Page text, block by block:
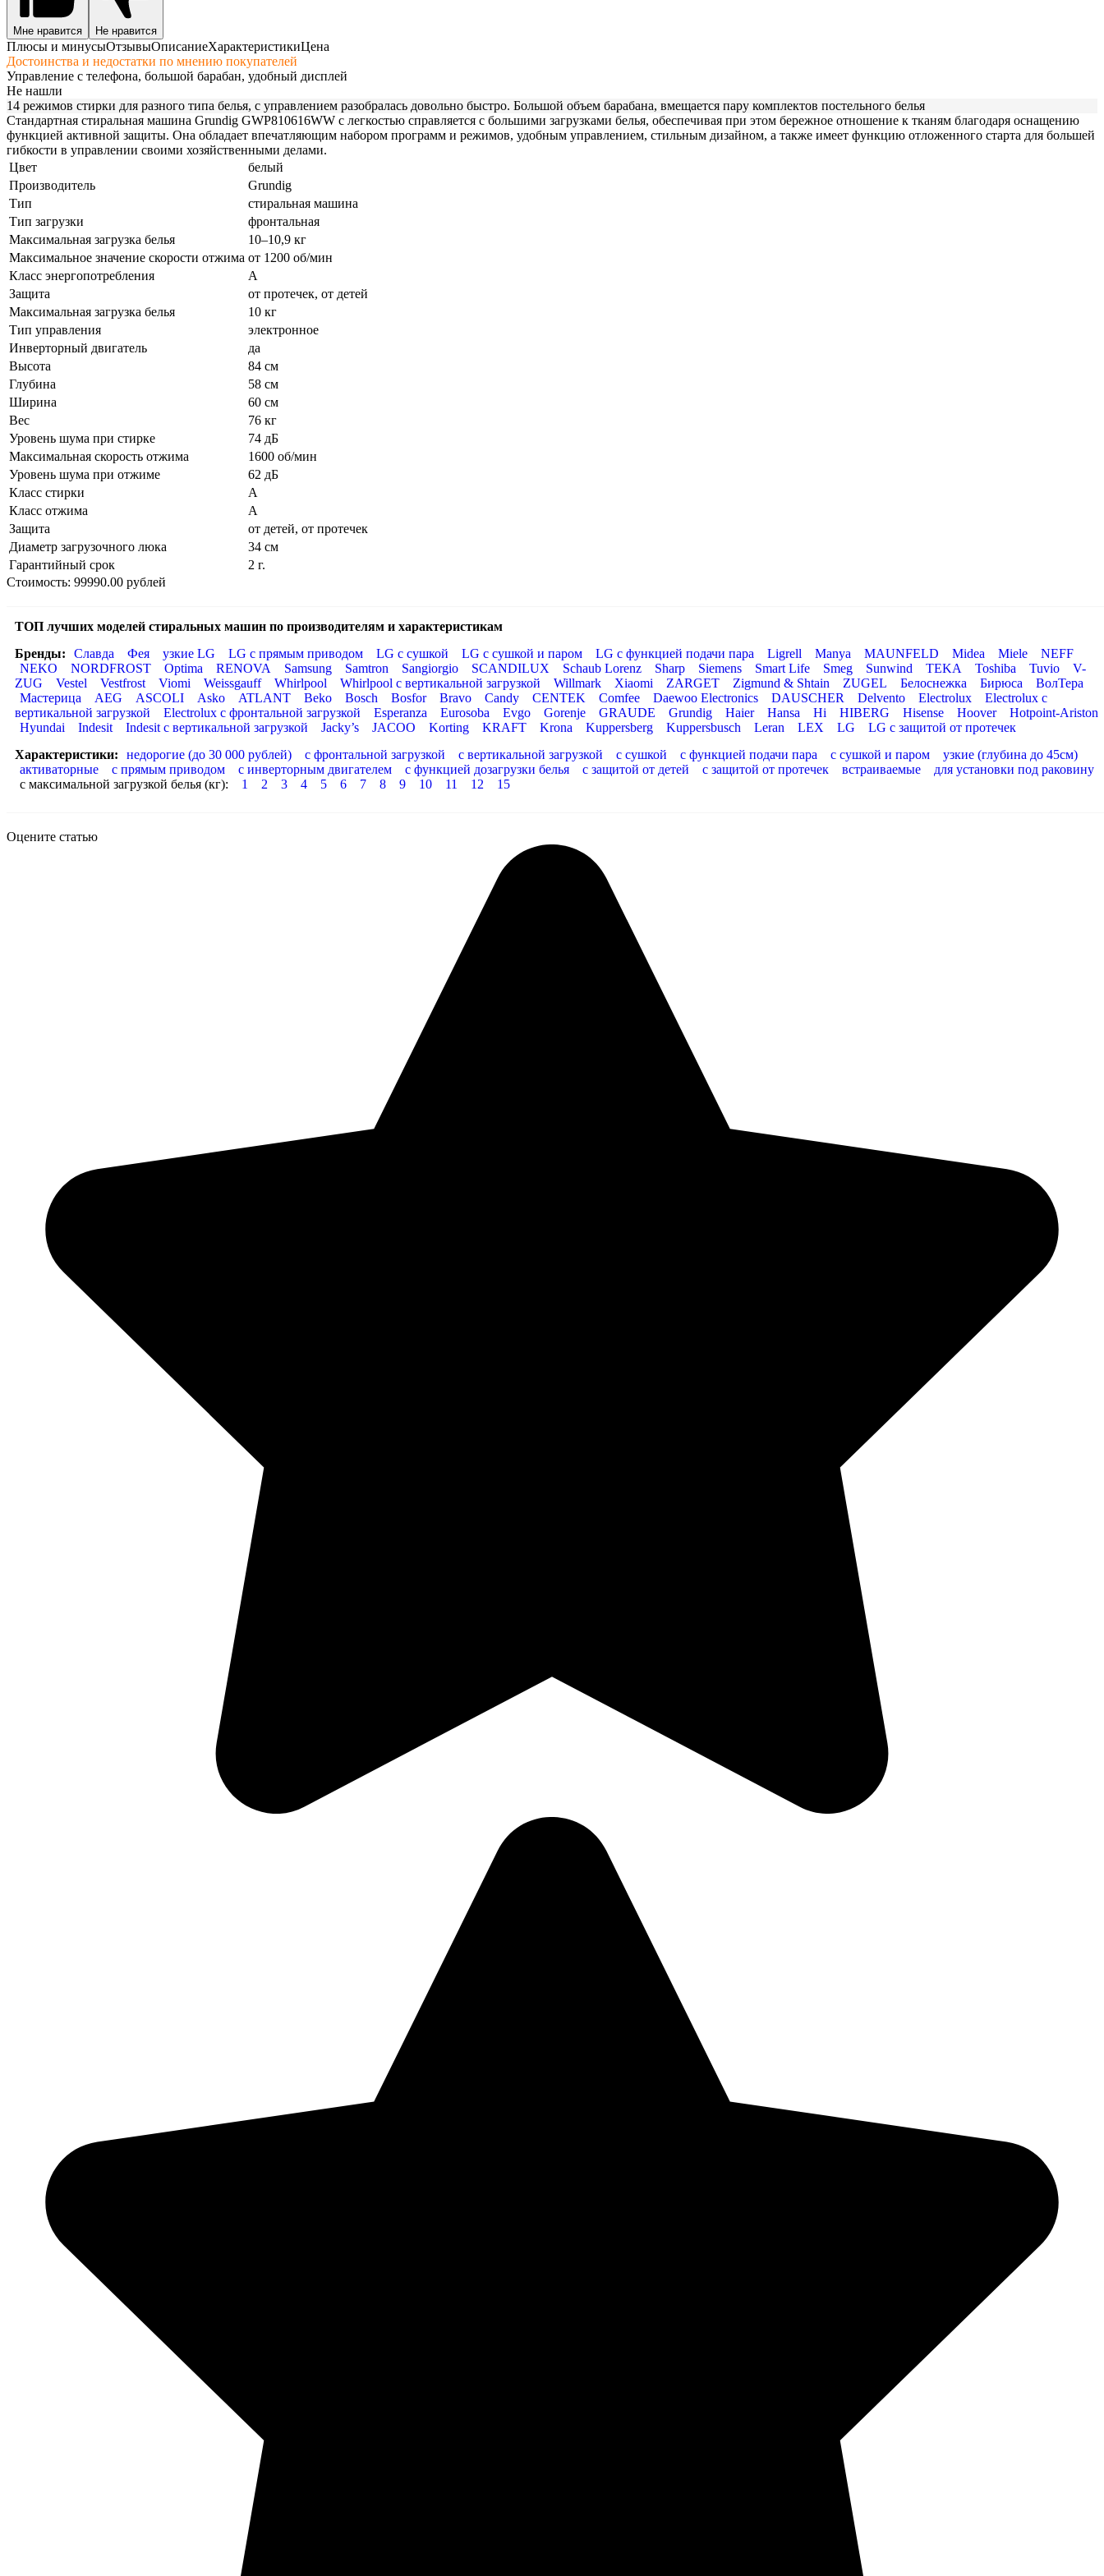
Мне нравится Не нравится
Плюсы и минусыОтзывыОписаниеХарактеристикиЦена
Достоинства и недостатки по мнению покупателей
Управление с телефона, большой барабан, удобный дисплей
Не нашли
14 режимов стирки для разного типа белья, с управлением разобралась довольно быстро. Большой объем барабана, вмещается пару комплектов постельного белья
Стандартная стиральная машина Grundig GWP810616WW с легкостью справляется с большими загрузками белья, обеспечивая при этом бережное отношение к тканям благодаря оснащению
функцией активной защиты. Она обладает впечатляющим набором программ и режимов, удобным управлением, стильным дизайном, а также имеет функцию отложенного старта для большей
гибкости в управлении своими хозяйственными делами.
Цвет
белый
Производитель
Grundig
Тип
стиральная машина
Тип загрузки
фронтальная
Максимальная загрузка белья
10–10,9 кг
Максимальное значение скорости отжима от 1200 об/мин
Класс энергопотребления
A
Защита
от протечек, от детей
Максимальная загрузка белья
10 кг
Тип управления
электронное
Инверторный двигатель
да
Высота
84 см
Глубина
58 см
Ширина
60 см
Вес
76 кг
Уровень шума при стирке
74 дБ
Максимальная скорость отжима
1600 об/мин
Уровень шума при отжиме
62 дБ
Класс стирки
A
Класс отжима
A
Защита
от детей, от протечек
Диаметр загрузочного люка
34 см
Гарантийный срок
2 г.
Стоимость: 99990.00 рублей
ТОП лучших моделей стиральных машин по производителям и характеристикам
Бренды:
Славда Фея узкие LG LG с прямым приводом LG с сушкой LG с сушкой и паром LG с функцией подачи пара Ligrell Manya MAUNFELD Midea Miele
NEFF
NEKO
NORDFROST Optima RENOVA Samsung Samtron Sangiorgio SCANDILUX Schaub Lorenz Sharp Siemens Smart Life Smeg Sunwind TEKA Toshiba Tuvio
V-
ZUG
Vestel Vestfrost Viomi Weissgauff Whirlpool Whirlpool с вертикальной загрузкой Willmark Xiaomi ZARGET Zigmund & Shtain ZUGEL Белоснежка Бирюса
ВолТера
Мастерица
AEG ASCOLI Asko ATLANT Beko Bosch Bosfor Bravo Candy CENTEK Comfee Daewoo Electronics DAUSCHER Delvento Electrolux
Electrolux с
вертикальной загрузкой
Electrolux с фронтальной загрузкой Esperanza Eurosoba Evgo Gorenje GRAUDE Grundig Haier Hansa Hi HIBERG Hisense Hoover
Hotpoint-Ariston
Hyundai
Indesit Indesit с вертикальной загрузкой Jacky’s JACOO Korting KRAFT Krona Kuppersberg Kuppersbusch Leran LEX LG
LG с защитой от протечек
Характеристики:
недорогие (до 30 000 рублей) с фронтальной загрузкой с вертикальной загрузкой с сушкой с функцией подачи пара с сушкой и паром
узкие (глубина до 45см)
активаторные
с прямым приводом с инверторным двигателем с функцией дозагрузки белья с защитой от детей с защитой от протечек встраиваемые
для установки под раковину
с максимальной загрузкой белья (кг):
1 2 3 4 5 6 7 8 9 10 11 12 15
Оцените статью